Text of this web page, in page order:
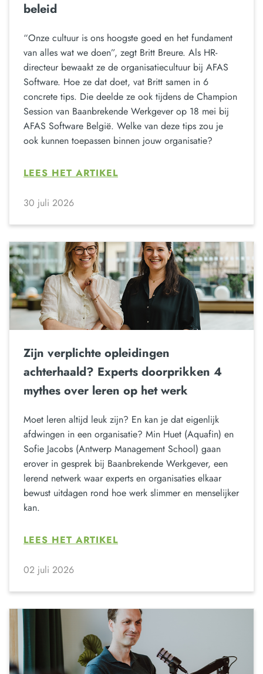
beleid
“Onze cultuur is ons hoogste goed en het fundament
van alles wat we doen”, zegt Britt Breure. Als HR-
directeur bewaakt ze de organisatiecultuur bij AFAS
Software. Hoe ze dat doet, vat Britt samen in 6
concrete tips. Die deelde ze ook tijdens de Champion
Session van Baanbrekende Werkgever op 18 mei bij
AFAS Software België. Welke van deze tips zou je
ook kunnen toepassen binnen jouw organisatie?
LEES HET ARTIKEL
30 juli 2026
Zijn verplichte opleidingen
achterhaald? Experts doorprikken 4
mythes over leren op het werk
Moet leren altijd leuk zijn? En kan je dat eigenlijk
afdwingen in een organisatie? Min Huet (Aquafin) en
Sofie Jacobs (Antwerp Management School) gaan
erover in gesprek bij Baanbrekende Werkgever, een
lerend netwerk waar experts en organisaties elkaar
bewust uitdagen rond hoe werk slimmer en menselijker
kan.
LEES HET ARTIKEL
02 juli 2026